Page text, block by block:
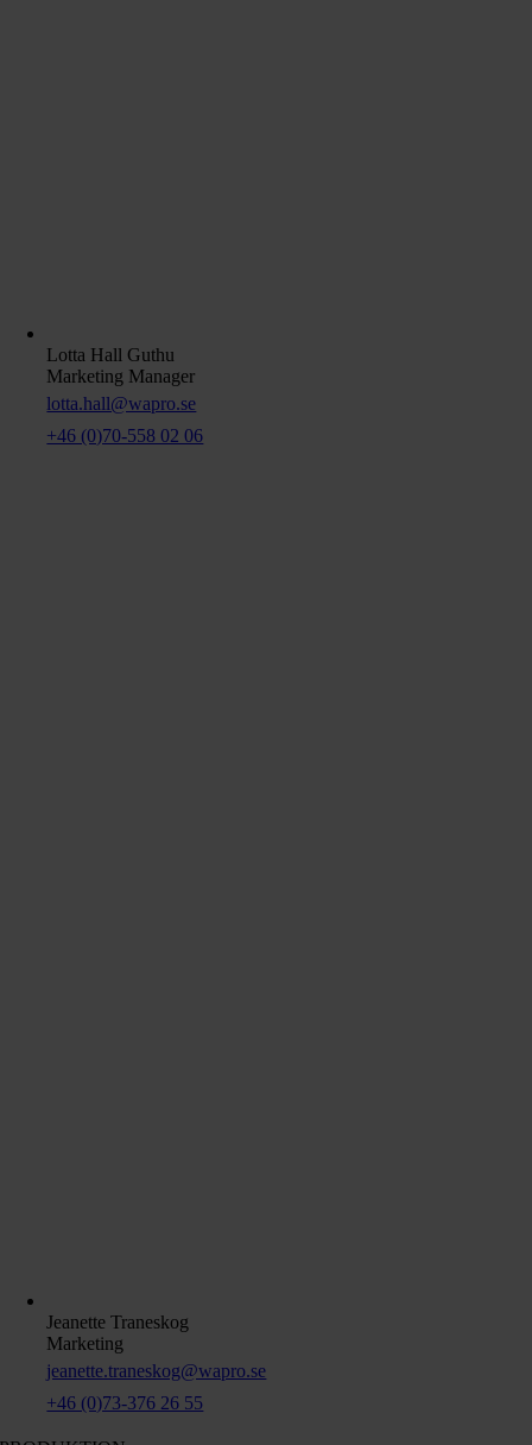
Lotta Hall Guthu
Marketing Manager
lotta.hall@wapro.se
+46 (0)70-558 02 06
Jeanette Traneskog
Marketing
jeanette.traneskog@wapro.se
+46 (0)73-376 26 55